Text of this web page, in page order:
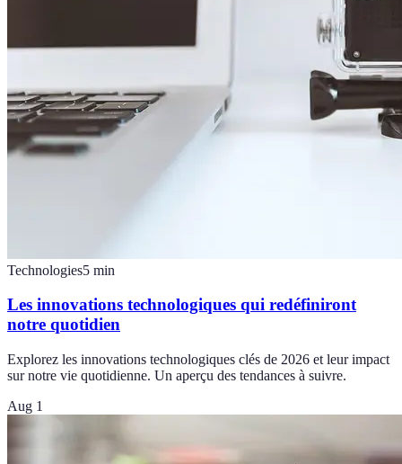
Technologies5 min
Les innovations technologiques qui redéfiniront
notre quotidien
Explorez les innovations technologiques clés de 2026 et leur impact
sur notre vie quotidienne. Un aperçu des tendances à suivre.
Aug 1